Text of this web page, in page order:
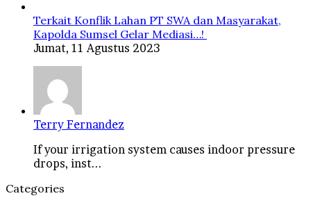
Terkait Konflik Lahan PT SWA dan Masyarakat,
Kapolda Sumsel Gelar Mediasi…!
Jumat, 11 Agustus 2023
Terry Fernandez
If your irrigation system causes indoor pressure
drops, inst...
Categories